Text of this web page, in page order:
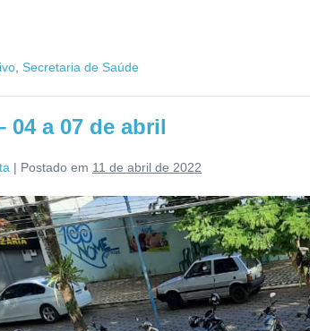
, Secretaria de Saúde
04 a 07 de abril
| Postado em 11 de abril de 2022